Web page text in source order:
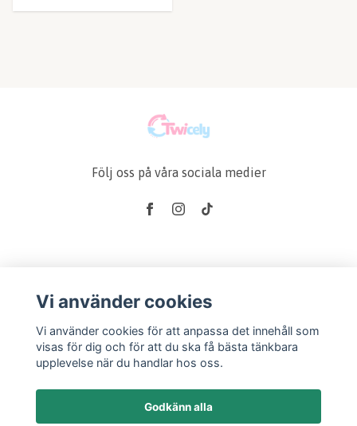
Följ oss på våra sociala medier
Köp & Leveransvillkor
Kontakt
Produkter
Retur & Reklamation
Vanliga frågor
Vi använder cookies
Vi använder cookies för att anpassa det innehåll som
visas för dig och för att du ska få bästa tänkbara
upplevelse när du handlar hos oss.
Godkänn alla